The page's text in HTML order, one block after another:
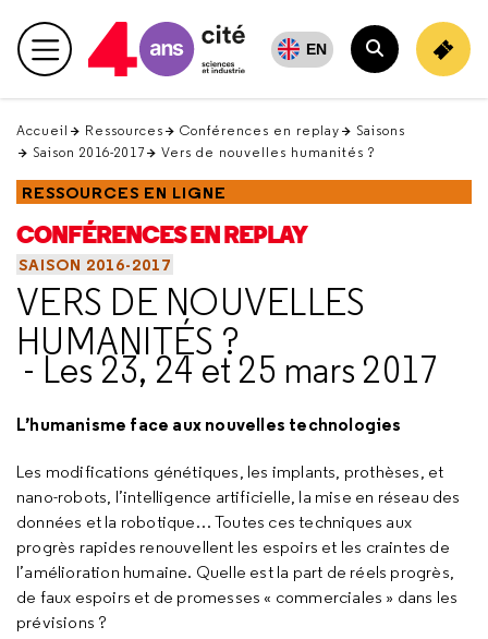
en
haut Menu principal EN
Rechercher
Accueil Ressources Conférences en replay
Saisons
Saison 2016-2017
Vers de nouvelles humanités ?
RESSOURCES EN LIGNE
CONFÉRENCES EN REPLAY
SAISON 2016-2017
VERS DE NOUVELLES
HUMANITÉS ?
- Les 23, 24 et 25 mars 2017
L’humanisme face aux nouvelles technologies
Les modifications génétiques, les implants, prothèses, et
nano-robots, l’intelligence artificielle, la mise en réseau des
données et la robotique… Toutes ces techniques aux
progrès rapides renouvellent les espoirs et les craintes de
l’amélioration humaine. Quelle est la part de réels progrès,
de faux espoirs et de promesses « commerciales » dans les
prévisions ?